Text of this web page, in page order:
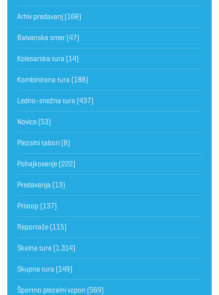
Arhiv predavanj (168)
Balvanska smer (47)
Kolesarska tura (14)
Kombinirana tura (188)
Ledno-snežna tura (437)
Novice (53)
Plezalni tabori (8)
Pohajkovanje (222)
Predavanja (13)
Pristop (137)
Reportaže (115)
Skalna tura (1.314)
Skupna tura (149)
Športno plezalni vzpon (569)